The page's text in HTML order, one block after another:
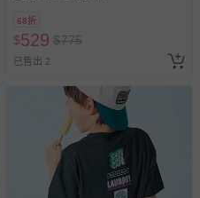
68折
$529 $775
已售出 2